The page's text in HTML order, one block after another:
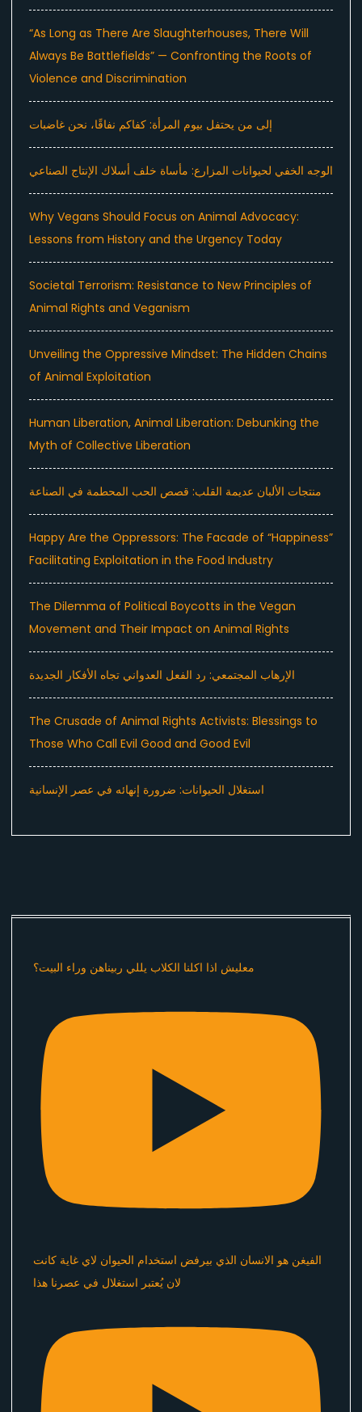
“As Long as There Are Slaughterhouses, There Will
Always Be Battlefields” — Confronting the Roots of
Violence and Discrimination
إلى من يحتفل بيوم المرأة: كفاكم نفاقًا، نحن غاضبات
الوجه الخفي لحيوانات المزارع: مأساة خلف أسلاك الإنتاج الصناعي
Why Vegans Should Focus on Animal Advocacy:
Lessons from History and the Urgency Today
Societal Terrorism: Resistance to New Principles of
Animal Rights and Veganism
Unveiling the Oppressive Mindset: The Hidden Chains
of Animal Exploitation
Human Liberation, Animal Liberation: Debunking the
Myth of Collective Liberation
منتجات الألبان عديمة القلب: قصص الحب المحطمة في الصناعة
Happy Are the Oppressors: The Facade of “Happiness”
Facilitating Exploitation in the Food Industry
The Dilemma of Political Boycotts in the Vegan
Movement and Their Impact on Animal Rights
الإرهاب المجتمعي: رد الفعل العدواني تجاه الأفكار الجديدة
The Crusade of Animal Rights Activists: Blessings to
Those Who Call Evil Good and Good Evil
استغلال الحيوانات: ضرورة إنهائه في عصر الإنسانية
معليش اذا اكلنا الكلاب يللي ربيناهن وراء البيت؟
الفيغن هو الانسان الذي بيرفض استخدام الحيوان لاي غاية كانت